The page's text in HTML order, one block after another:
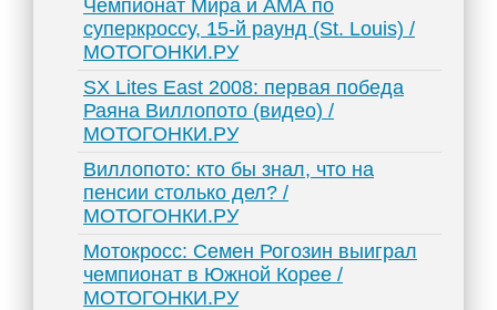
Чемпионат Мира и АМА по
суперкроссу, 15-й раунд (St. Louis) /
МОТОГОНКИ.РУ
SX Lites East 2008: первая победа
Раяна Виллопото (видео) /
МОТОГОНКИ.РУ
Виллопото: кто бы знал, что на
пенсии столько дел? /
МОТОГОНКИ.РУ
Мотокросс: Семен Рогозин выиграл
чемпионат в Южной Корее /
МОТОГОНКИ.РУ